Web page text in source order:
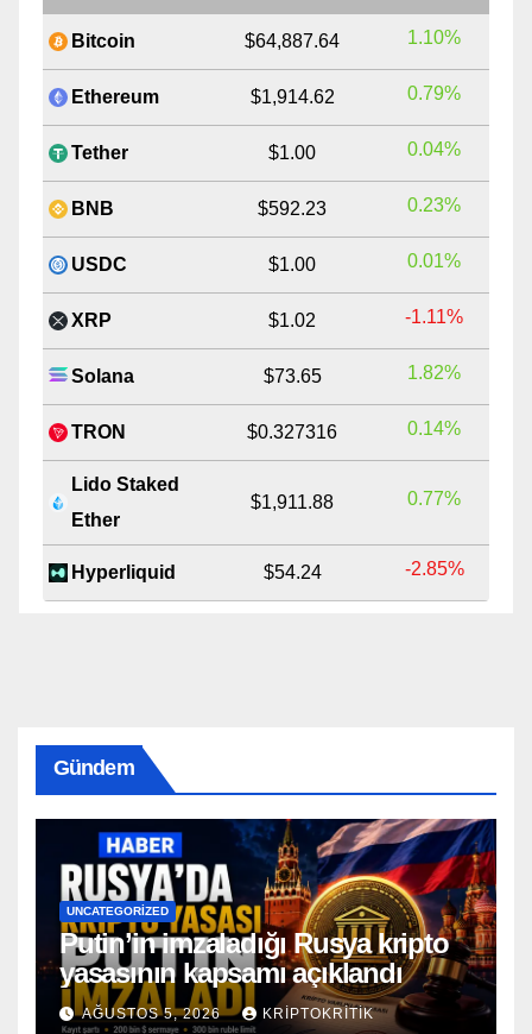
Bitcoin $64,887.64 1.10%
Ethereum $1,914.62 0.79%
Tether $1.00 0.04%
BNB $592.23 0.23%
USDC $1.00 0.01%
XRP $1.02 -1.11%
Solana $73.65 1.82%
TRON $0.327316 0.14%
Lido Staked
Ether
$1,911.88 0.77%
Hyperliquid $54.24 -2.85%
Gündem
UNCATEGORIZED
Putin’in imzaladığı Rusya kripto
yasasının kapsamı açıklandı
AĞUSTOS 5, 2026 KRIPTOKRITIK